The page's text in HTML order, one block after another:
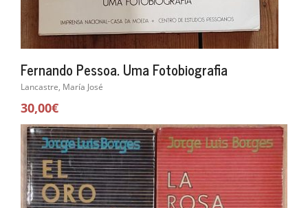
Fernando Pessoa. Uma Fotobiografia
Lancastre, María José
30,00€